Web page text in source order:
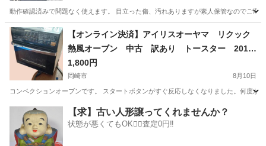
動作確認済みで問題なく使えます。 目立った傷、汚れありますが素人保管なのでご理
愛知 大府市 大府駅 生活家電 素人
【オンライン決済】アイリスオーヤマ リクック
熱風オーブン 中古 訳あり トースター 2017
年製
1,800円
岡崎市 8月10日
コンベクションオーブンです。 スタートボタンがすぐ反応しなくなりました。何度
岡崎市 キッチン家電 トースター
【求】古い人形譲ってくれませんか？
状態が悪くてもOK🙆‍♀️査定0円‼️